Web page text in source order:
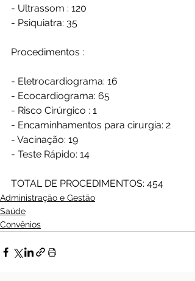
- Ultrassom : 120
- Psiquiatra: 35
Procedimentos :
- Eletrocardiograma: 16
- Ecocardiograma: 65
- Risco Cirúrgico : 1
- Encaminhamentos para cirurgia: 2
- ⁠Vacinação: 19
- ⁠Teste Rápido: 14
TOTAL DE PROCEDIMENTOS: 454
Administração e Gestão
Saúde
Convênios